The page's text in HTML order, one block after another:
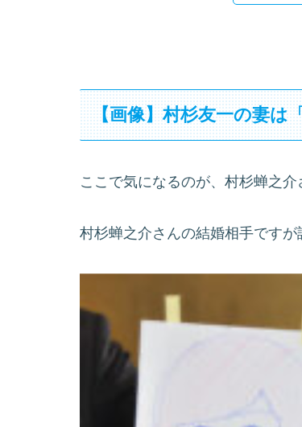
【画像】村杉友一の妻は
ここで気になるのが、村杉蝉之
村杉蝉之介さんの結婚相手ですが